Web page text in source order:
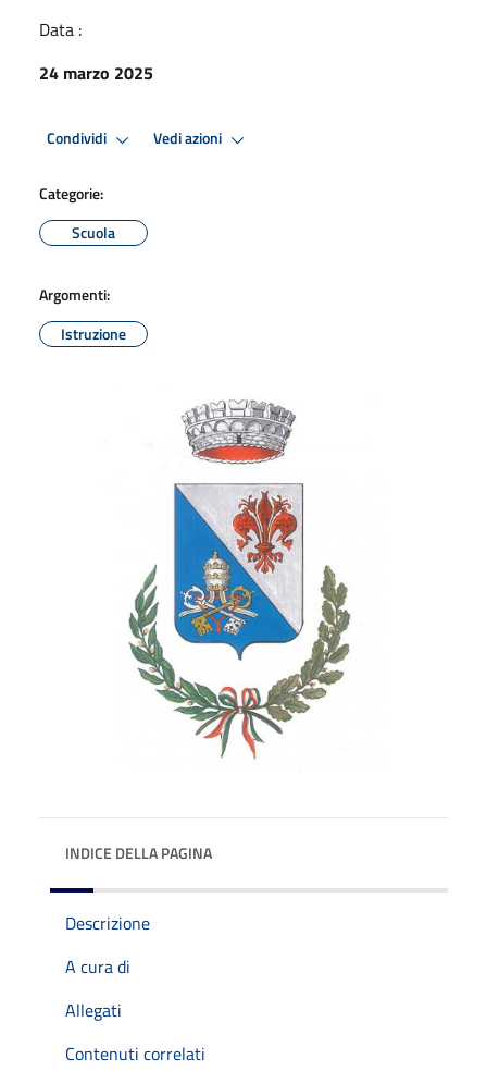
Data :
24 marzo 2025
Condividi Vedi azioni
Categorie:
Scuola
Argomenti:
Istruzione
INDICE DELLA PAGINA
Descrizione
A cura di
Allegati
Contenuti correlati